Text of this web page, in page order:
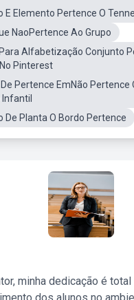
E Elemento Pertence O
NaoPertence Ao Grupo
Alfabetização Conjunto
Pinterest
Pertence EmNão Pertence
Infantil
De Planta O Bordo Pertence
minha dedicação é total